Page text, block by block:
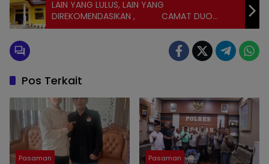
LAIN YANG LULUS, LAIN YANG
DIREKOMENDASIKAN , CAMAT DUO
KOTO BATALKAN REKOMENDASINYA
Pos Terkait
Pasaman Pasaman